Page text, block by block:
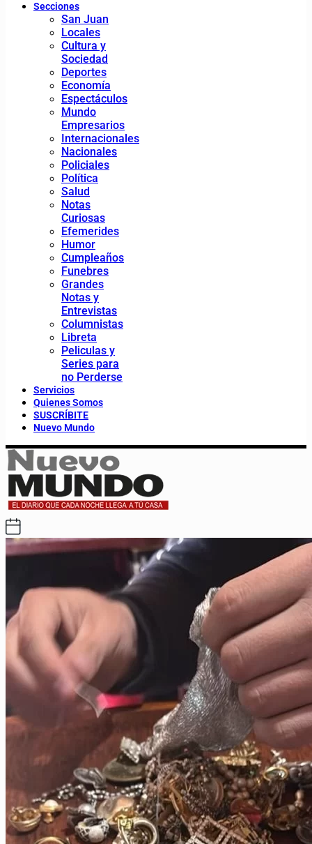
Secciones
San Juan
Locales
Cultura y
Sociedad
Deportes
Economía
Espectáculos
Mundo
Empresarios
Internacionales
Nacionales
Policiales
Política
Salud
Notas
Curiosas
Efemerides
Humor
Cumpleaños
Funebres
Grandes
Notas y
Entrevistas
Columnistas
Libreta
Peliculas y
Series para
no Perderse
Servicios
Quienes Somos
SUSCRÍBITE
Nuevo Mundo